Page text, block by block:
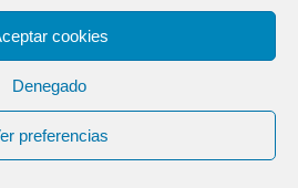
cookies
Denegado
preferencias
consciencia
empatía
familia